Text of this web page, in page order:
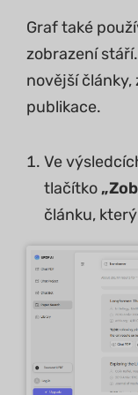
Graf také
zobrazení
novější
publikace.
Ve
tlačítko
článku,